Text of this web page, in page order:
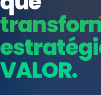
negócio.
Consultoria, auditoria e
ISO 27701, ISO 42001,
Índices de Mercado
Mudanças Climáticas
Reputação e Cadeia
Reporte Regulatório